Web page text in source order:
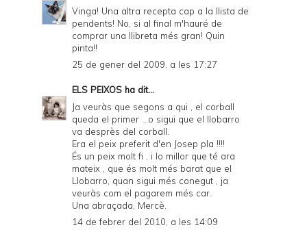
Vinga! Una altra recepta cap a la llista de
pendents! No, si al final m'hauré de
comprar una llibreta més gran! Quin
pinta!!
25 de gener del 2009, a les 17:27
ELS PEIXOS ha dit...
Ja veuràs que segons a qui , el corball
queda el primer ...o sigui que el llobarro
va desprès del corball.
Era el peix preferit d'en Josep pla !!!!
És un peix molt fi , i lo millor que té ara
mateix , que és molt més barat que el
Llobarro, quan sigui més conegut , ja
veuràs com el pagarem més car.
Una abraçada, Mercè.
14 de febrer del 2010, a les 14:09